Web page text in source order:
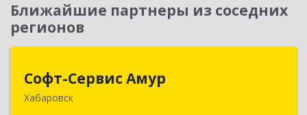
Ближайшие партнеры из соседних
регионов
Софт-Сервис Амур
Хабаровск680000, Хабаровский край, Хабаровск г,